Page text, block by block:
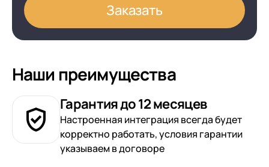
Заказать
Наши преимущества
Гарантия до 12 месяцев
Настроенная интеграция всегда будет
корректно работать, условия гарантии
указываем в договоре